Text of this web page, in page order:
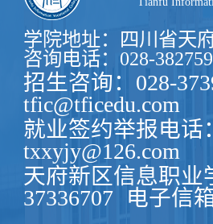
学院地址：四川省天
咨询电话：028-
招生咨询：028-
tfic@tficedu.com
就业签约举报电话
txxyjy@126.com
天府新区信息职业
37336707
电子信